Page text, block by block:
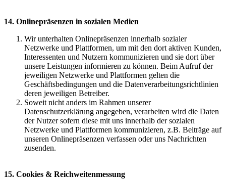
14. Onlinepräsenzen in sozialen Medien
Wir unterhalten Onlinepräsenzen innerhalb sozialer
Netzwerke und Plattformen, um mit den dort aktiven Kunden,
Interessenten und Nutzern kommunizieren und sie dort über
unsere Leistungen informieren zu können. Beim Aufruf der
jeweiligen Netzwerke und Plattformen gelten die
Geschäftsbedingungen und die Datenverarbeitungsrichtlinien
deren jeweiligen Betreiber.
Soweit nicht anders im Rahmen unserer
Datenschutzerklärung angegeben, verarbeiten wird die Daten
der Nutzer sofern diese mit uns innerhalb der sozialen
Netzwerke und Plattformen kommunizieren, z.B. Beiträge auf
unseren Onlinepräsenzen verfassen oder uns Nachrichten
zusenden.
15. Cookies & Reichweitenmessung